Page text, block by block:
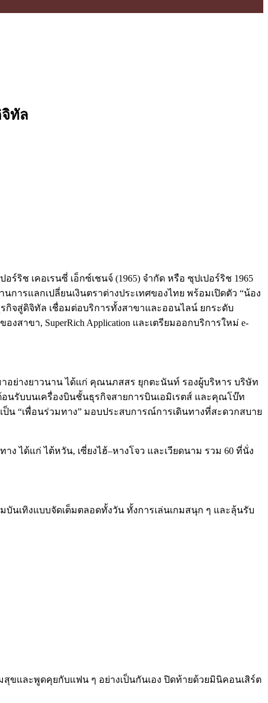
จิทัล
เคอเรนซี่ เอ็กซ์เชนจ์ (1965) จำกัด หรือ ซุปเปอร์ริช 1965
นการแลกเปลี่ยนเงินตราต่างประเทศของไทย พร้อมเปิดตัว “น้อง
กิจสู่ดิจิทัล เชื่อมต่อบริการทั้งสาขาและออนไลน์ ยกระดับ
สาขา, SuperRich Application และเตรียมออกบริการใหม่ e-
าอย่างยาวนาน ได้แก่ คุณนภสสร ยุกตะนันท์ รองผู้บริหาร บริษัท
รับบนเครื่องบินชั้นธุรกิจสายการบินเอมิเรตส์ และคุณโบ๊ท
น “เพื่อนร่วมทาง” มอบประสบการณ์การเดินทางที่สะดวกสบาย
าง ได้แก่ ไต้หวัน, เซี่ยงไฮ้–หางโจว และเวียดนาม รวม 60 ที่นั่ง
นเทิงแบบจัดเต็มตลอดทั้งวัน ทั้งการเล่นเกมสนุก ๆ และลุ้นรับ
ขและพูดคุยกับแฟน ๆ อย่างเป็นกันเอง ปิดท้ายด้วยมินิคอนเสิร์ต